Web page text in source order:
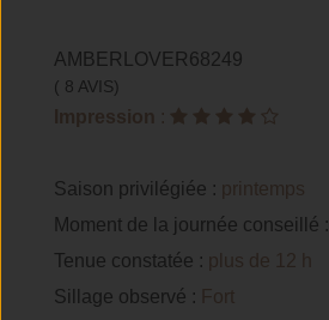
AMBERLOVER68249
( 8 AVIS)
Impression :
Saison privilégiée : printemps
Moment de la journée conseillé :
Tenue constatée : plus de 12 h
Sillage observé : Fort